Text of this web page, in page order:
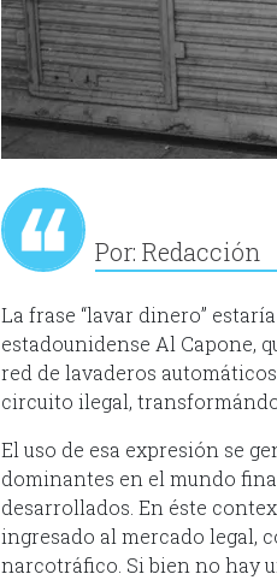
Por: Redacción
La frase “lavar dinero”
estadounidense Al Capone,
red de lavaderos
circuito ilegal,
El uso de esa expresión se
dominantes en el mundo
desarrollados. En éste
ingresado al mercado legal,
narcotráfico. Si bien no hay